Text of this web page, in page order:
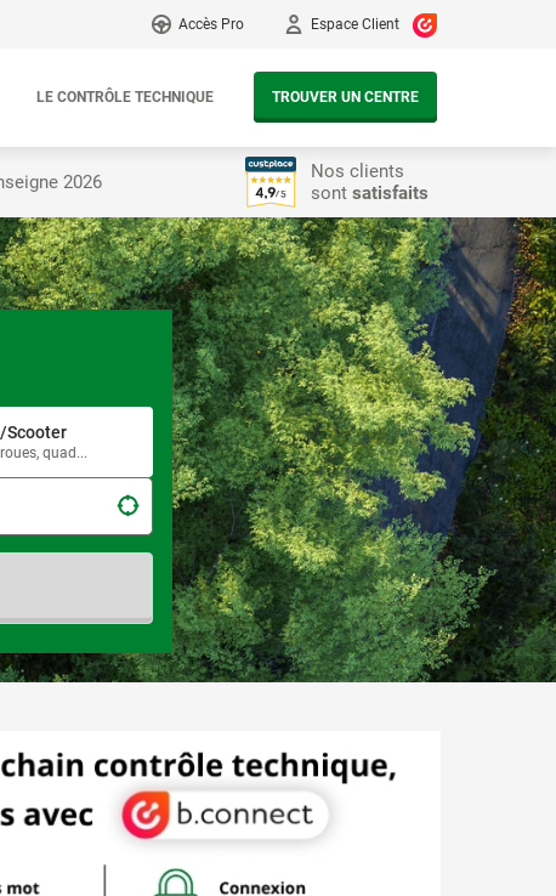
Accès Pro Espace Client
LE CONTRÔLE TECHNIQUE TROUVER UN CENTRE
2026
Nos clients
sont satisfaits
Scooter
quad...